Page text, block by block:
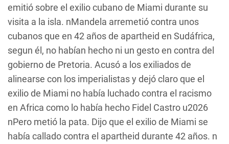
emitió sobre el exilio cubano de Miami durante su
visita a la isla. nMandela arremetió contra unos
cubanos que en 42 años de apartheid en Sudáfrica,
segun él, no habían hecho ni un gesto en contra del
gobierno de Pretoria. Acusó a los exiliados de
alinearse con los imperialistas y dejó claro que el
exilio de Miami no había luchado contra el racismo
en Africa como lo había hecho Fidel Castro u2026
nPero metió la pata. Dijo que el exilio de Miami se
había callado contra el apartheid durante 42 años. n